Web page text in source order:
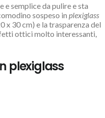
e semplice da pulire e sta
sospeso in plexiglass
x 30 cm) e la trasparenza del
ottici molto interessanti,
plexiglass